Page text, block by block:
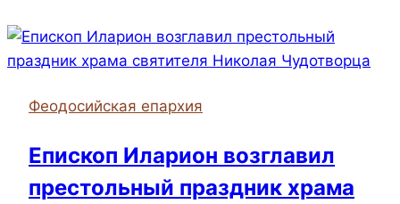
прошла
встреча
иереем
Жариковым
Феодосийская епархия
Епископ Иларион возглавил
престольный праздник храма